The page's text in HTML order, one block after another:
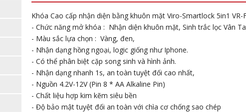
Khóa Cao cấp nhận diện bằng khuôn mặt Viro-Smartlock 5in1 VR-
- Chức năng mở khóa : Nhận diện khuôn mặt, Sinh trắc lọc Vân
- Màu sắc lựa chọn : Vàng, đen,
- Nhận dạng hồng ngoại, logic giống như Iphone.
- Có thể phân biệt cặp song sinh và hình ảnh.
- Nhận dạng nhanh 1s, an toàn tuyệt đối cao nhất,
- Nguồn 4.2V-12V (Pin 8 * AA Alkaline Pin)
- Chất liệu hợp kim kẽm siêu bền
- Độ bảo mật tuyệt đối an toàn với chìa cơ chống sao chép